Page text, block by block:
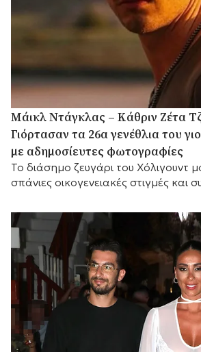
Μάικλ Ντάγκλας – Κάθριν Ζέτα
Γιόρτασαν τα 26α γενέθλια του
με αδημοσίευτες φωτογραφίες
Το διάσημο ζευγάρι του Χόλιγουντ
σπάνιες οικογενειακές στιγμές και
προσθέτει τις δικές της θερμές